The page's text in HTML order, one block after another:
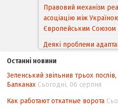
Правовий механізм
асоціацію між
Європейським Cоюзом
Деякі проблеми
походження товарів
Угоди про
інтелектуальної
контексті
Останні новини
Зеленський звільнив трьох
Балканах Сьогодні, 06 серпня
Как работают откатные ворота